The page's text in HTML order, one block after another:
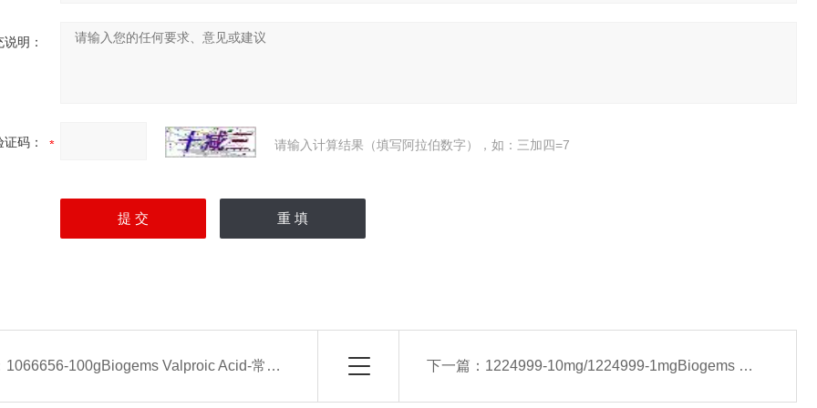
明：
证码： 请输入计算结果（填写阿拉伯数字），如：三加四=7
1066656-100gBiogems Valproic Acid-常备现货 下一篇： 1224999-10mg/1224999-1mgBiogems StemRegenin 1-常备现货